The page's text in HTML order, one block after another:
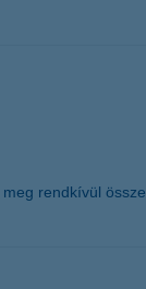
rendkívül